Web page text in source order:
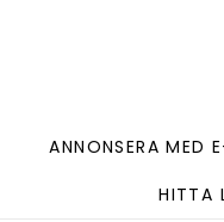
ANNONSERA MED
HITTA